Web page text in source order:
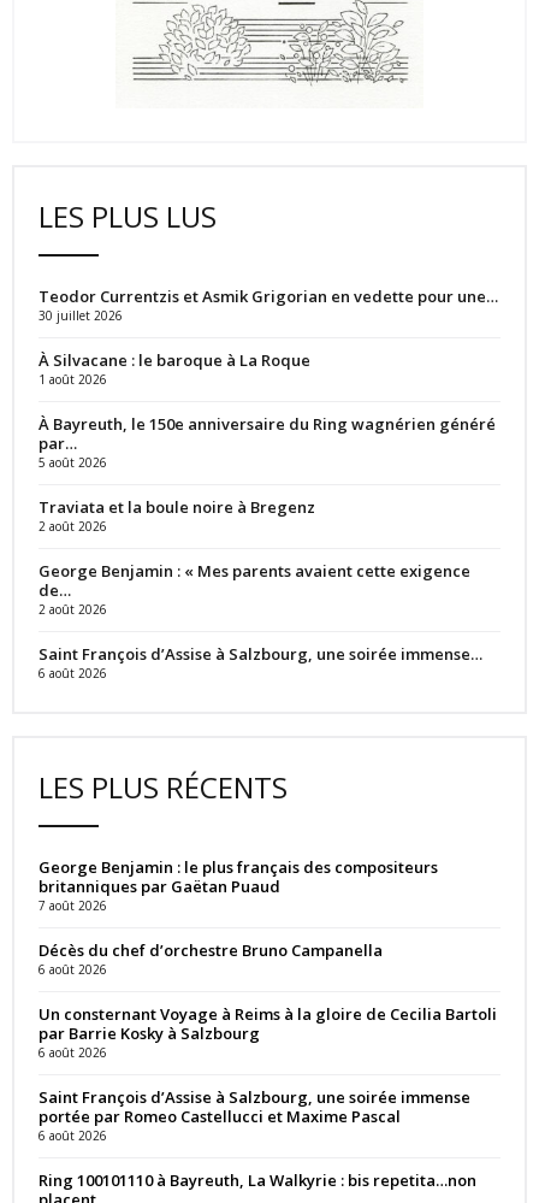
LES PLUS LUS
Teodor Currentzis et Asmik Grigorian en vedette pour une…
30 juillet 2026
À Silvacane : le baroque à La Roque
1 août 2026
À Bayreuth, le 150e anniversaire du Ring wagnérien généré
par…
5 août 2026
Traviata et la boule noire à Bregenz
2 août 2026
George Benjamin : « Mes parents avaient cette exigence
de…
2 août 2026
Saint François d’Assise à Salzbourg, une soirée immense…
6 août 2026
LES PLUS RÉCENTS
George Benjamin : le plus français des compositeurs
britanniques par Gaëtan Puaud
7 août 2026
Décès du chef d’orchestre Bruno Campanella
6 août 2026
Un consternant Voyage à Reims à la gloire de Cecilia Bartoli
par Barrie Kosky à Salzbourg
6 août 2026
Saint François d’Assise à Salzbourg, une soirée immense
portée par Romeo Castellucci et Maxime Pascal
6 août 2026
Ring 100101110 à Bayreuth, La Walkyrie : bis repetita…non